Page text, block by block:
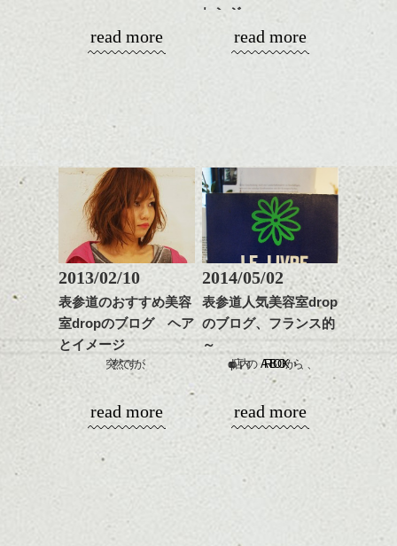
これからのスタイルチェ
ンジの事、髪質に合った
お待ちしております。
シバタ
ハンサムショート／ヘッド
スパ／伸びても目立たない
ヘアカラー/ハイライト/ダブ
ルカラー/髪質改善/TOKIOト
って毎日のお手入れも簡
ワックスとオイル、バー
ム等の質感を調整しやす
いものを全体になじませ
ながら
整えるだけですよ。
ンジの事等
是非なんでもご相談して
下さい。
お待ちしております
がら耳かけアレンジする
のも良い感じです。
シバタ
そんなこんなで、お客様からいただいたお
土産ＵＰしちゃいます。(笑)
まずはコレ。
read more
レンジ
こんにちは、林です。
dropでも、ヘアセット、ヘアアレンジの予約
も承っています。
今日はおすすめヘアアレンジ・ヘアセット
をご紹介します☆
read more
2013/02/10
表参道のおすすめ美容
室dropのブログ ヘア
とイメージ
突然ですが、
「音楽、ファッション、ヘア」いつの時代
も絡み合っていますよね。
そんなイメージをスタイルとしていつも忍
read more
2014/05/02
表参道人気美容室drop
のブログ、フランス的
～
drop店内の ART BOOKから、、
フランス、近代建築の巨匠 ル・コルビュ
ジェの「ロンシャン礼拝堂」の本です。
read more